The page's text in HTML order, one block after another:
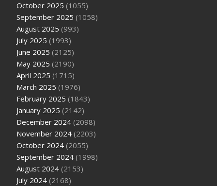
October 2025 (1055)
September 2025 (1058)
August 2025 (993)
July 2025 (1993)
June 2025 (2125)
May 2025 (2190)
April 2025 (1715)
March 2025 (1976)
February 2025 (1843)
January 2025 (2142)
December 2024 (2098)
November 2024 (2203)
October 2024 (2055)
September 2024 (1998)
August 2024 (2153)
July 2024 (2168)